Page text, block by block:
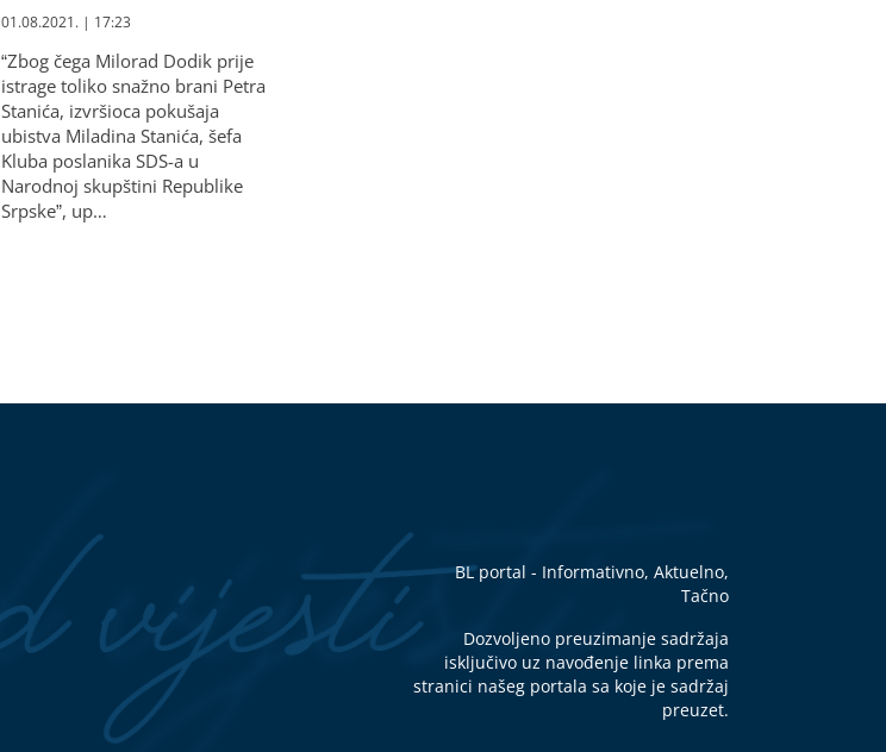
01.08.2021. | 17:23
“Zbog čega Milorad Dodik prije
istrage toliko snažno brani Petra
Stanića, izvršioca pokušaja
ubistva Miladina Stanića, šefa
Kluba poslanika SDS-a u
Narodnoj skupštini Republike
Srpske”, up…
BL portal - Informativno, Aktuelno,
Tačno
Dozvoljeno preuzimanje sadržaja
isključivo uz navođenje linka prema
stranici našeg portala sa koje je sadržaj
preuzet.